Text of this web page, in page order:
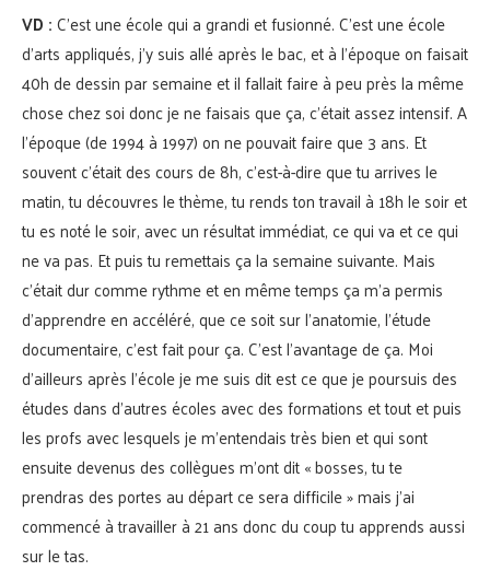
VD :C’est une école qui a grandi et fusionné. C’est une école
d’arts appliqués, j’y suis allé après le bac, et à l’époque on faisait
40h de dessin par semaine et il fallait faire à peu près la même
chose chez soi donc je ne faisais que ça, c’était assez intensif. A
l’époque (de 1994 à 1997) on ne pouvait faire que 3 ans. Et
souvent c’était des cours de 8h, c’est-à-dire que tu arrives le
matin, tu découvres le thème, tu rends ton travail à 18h le soir et
tu es noté le soir, avec un résultat immédiat, ce qui va et ce qui
ne va pas. Et puis tu remettais ça la semaine suivante. Mais
c’était dur comme rythme et en même temps ça m’a permis
d’apprendre en accéléré, que ce soit sur l’anatomie, l’étude
documentaire, c’est fait pour ça. C’est l’avantage de ça. Moi
d’ailleurs après l’école je me suis dit est ce que je poursuis des
études dans d’autres écoles avec des formations et tout et puis
les profs avec lesquels je m’entendais très bien et qui sont
ensuite devenus des collègues m’ont dit « bosses, tu te
prendras des portes au départ ce sera difficile » mais j’ai
commencé à travailler à 21 ans donc du coup tu apprends aussi
sur le tas.